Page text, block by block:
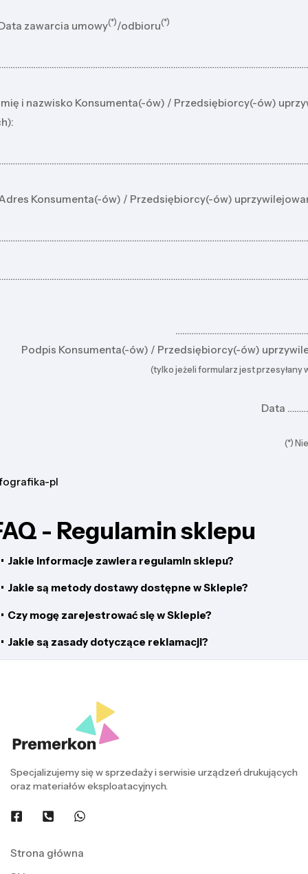
zawarcia umowy(*)/odbioru(*)
i nazwisko Konsumenta(-ów) / Przedsiębiorcy(-ów)
Konsumenta(-ów) / Przedsiębiorcy(-ów)
Podpis Konsumenta(-ów) / Przedsiębiorcy(-ów)
(tylko jeżeli formularz jest przesyłany
Data
(*)
pl
- Regulamin sklepu
• Jakie informacje zawiera regulamin sklepu?
• Jakie są metody dostawy dostępne w Sklepie?
• Czy mogę zarejestrować się w Sklepie?
• Jakie są zasady dotyczące reklamacji?
Specjalizujemy się w sprzedaży i serwisie urządzeń drukujących
oraz materiałów eksploatacyjnych.
Strona główna